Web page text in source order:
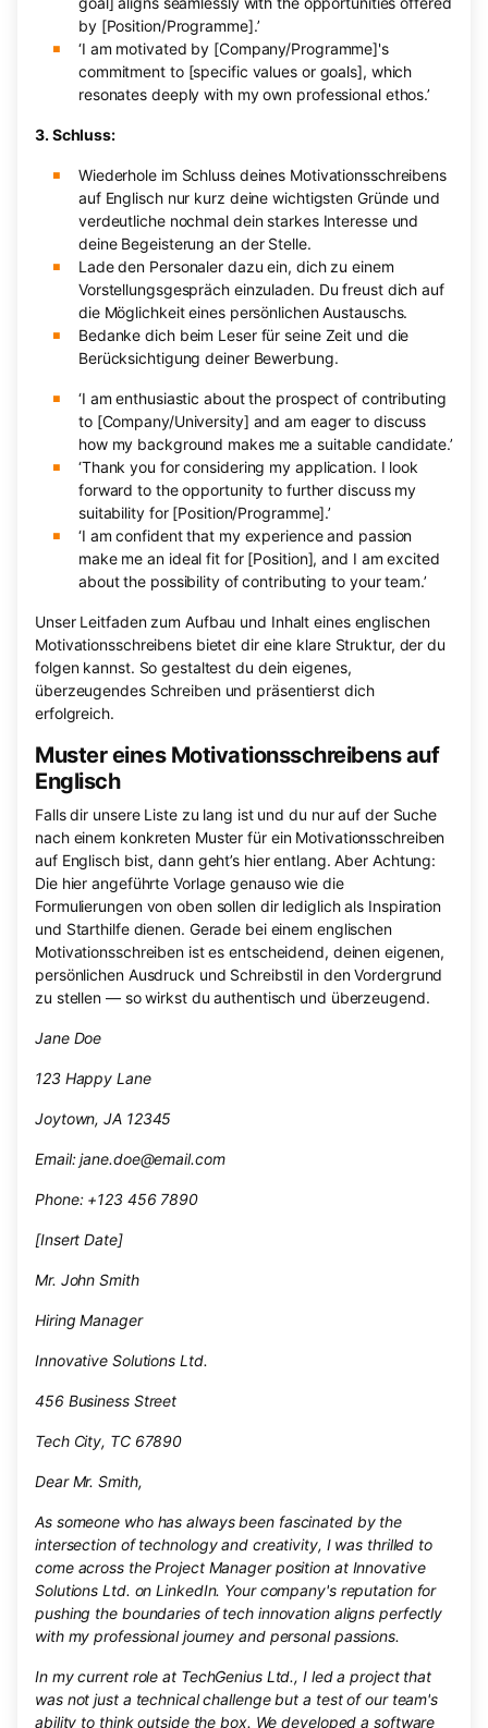
by [Position/Programme].’
‘I am motivated by [Company/Programme]'s
commitment to [specific values or goals], which
resonates deeply with my own professional ethos.’
3. Schluss:
Wiederhole im Schluss deines Motivationsschreibens
auf Englisch nur kurz deine wichtigsten Gründe und
verdeutliche nochmal dein starkes Interesse und
deine Begeisterung an der Stelle.
Lade den Personaler dazu ein, dich zu einem
Vorstellungsgespräch einzuladen. Du freust dich auf
die Möglichkeit eines persönlichen Austauschs.
Bedanke dich beim Leser für seine Zeit und die
Berücksichtigung deiner Bewerbung.
‘I am enthusiastic about the prospect of contributing
to [Company/University] and am eager to discuss
how my background makes me a suitable candidate.’
‘Thank you for considering my application. I look
forward to the opportunity to further discuss my
suitability for [Position/Programme].’
‘I am confident that my experience and passion
make me an ideal fit for [Position], and I am excited
about the possibility of contributing to your team.’
Unser Leitfaden zum Aufbau und Inhalt eines englischen
Motivationsschreibens bietet dir eine klare Struktur, der du
folgen kannst. So gestaltest du dein eigenes,
überzeugendes Schreiben und präsentierst dich
erfolgreich.
Muster eines Motivationsschreibens auf
Englisch
Falls dir unsere Liste zu lang ist und du nur auf der Suche
nach einem konkreten Muster für ein Motivationsschreiben
auf Englisch bist, dann geht’s hier entlang. Aber Achtung:
Die hier angeführte Vorlage genauso wie die
Formulierungen von oben sollen dir lediglich als Inspiration
und Starthilfe dienen. Gerade bei einem englischen
Motivationsschreiben ist es entscheidend, deinen eigenen,
persönlichen Ausdruck und Schreibstil in den Vordergrund
zu stellen — so wirkst du authentisch und überzeugend.
Jane Doe
123 Happy Lane
Joytown, JA 12345
Email: jane.doe@email.com
Phone: +123 456 7890
[Insert Date]
Mr. John Smith
Hiring Manager
Innovative Solutions Ltd.
456 Business Street
Tech City, TC 67890
Dear Mr. Smith,
As someone who has always been fascinated by the
intersection of technology and creativity, I was thrilled to
come across the Project Manager position at Innovative
Solutions Ltd. on LinkedIn. Your company's reputation for
pushing the boundaries of tech innovation aligns perfectly
with my professional journey and personal passions.
In my current role at TechGenius Ltd., I led a project that
was not just a technical challenge but a test of our team's
ability to think outside the box. We developed a software